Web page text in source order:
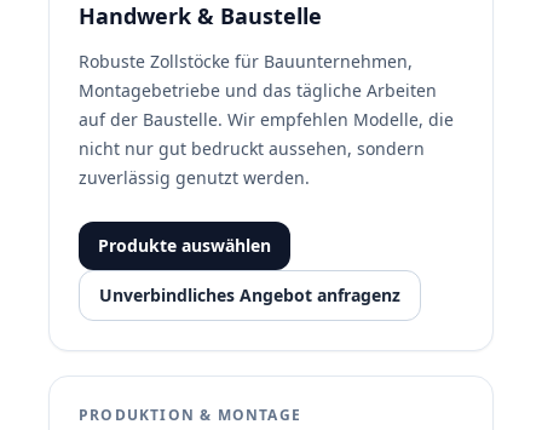
Handwerk & Baustelle
Robuste Zollstöcke für Bauunternehmen,
Montagebetriebe und das tägliche Arbeiten
auf der Baustelle. Wir empfehlen Modelle, die
nicht nur gut bedruckt aussehen, sondern
zuverlässig genutzt werden.
Produkte auswählen
Unverbindliches Angebot anfragenz
PRODUKTION & MONTAGE